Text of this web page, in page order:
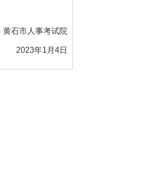
黄石市人事考试院
2023年1 月 4日